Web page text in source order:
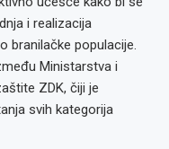
i realizacija
branilačke populacije.
Ministarstva i
ZDK, čiji je
svih kategorija